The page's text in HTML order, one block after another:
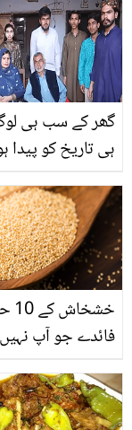
کیا کہہ دیا کہ
بگولہ ہوگئے؟
گھر کے سب ہی
ہی تاریخ کو پیدا
میں ہر شخص
تاریخ کو کیسے
ان سے متعلق
جانیے
فائدے جو آپ